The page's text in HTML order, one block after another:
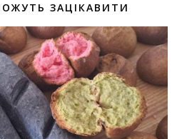
ЗАЦІКАВИТИ